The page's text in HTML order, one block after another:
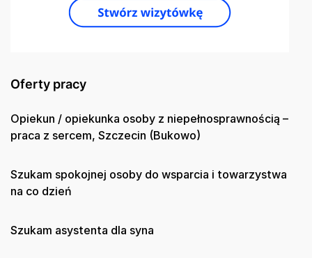
Oferty pracy
Opiekun / opiekunka osoby z niepełnosprawnością –
praca z sercem, Szczecin (Bukowo)
Szukam spokojnej osoby do wsparcia i towarzystwa
na co dzień
Szukam asystenta dla syna